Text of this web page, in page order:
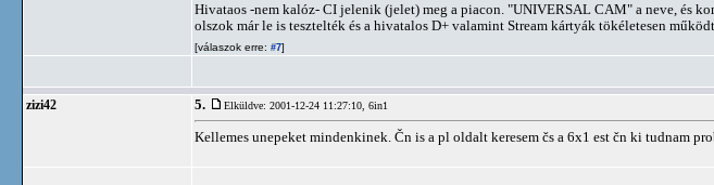
Hivataos -nem kalóz- CI jelenik (jelet) meg a piacon. "UNIVERSAL CAM" a neve, és
olszok már le is tesztelték és a hivatalos D+ valamint Stream kártyák tökéletesen
[válaszok erre: #7]
zizi42 5. Elküldve: 2001-12-24 11:27:10, 6in1
Kellemes unepeket mindenkinek. Čn is a pl oldalt keresem čs a 6x1 est čn ki tudnam